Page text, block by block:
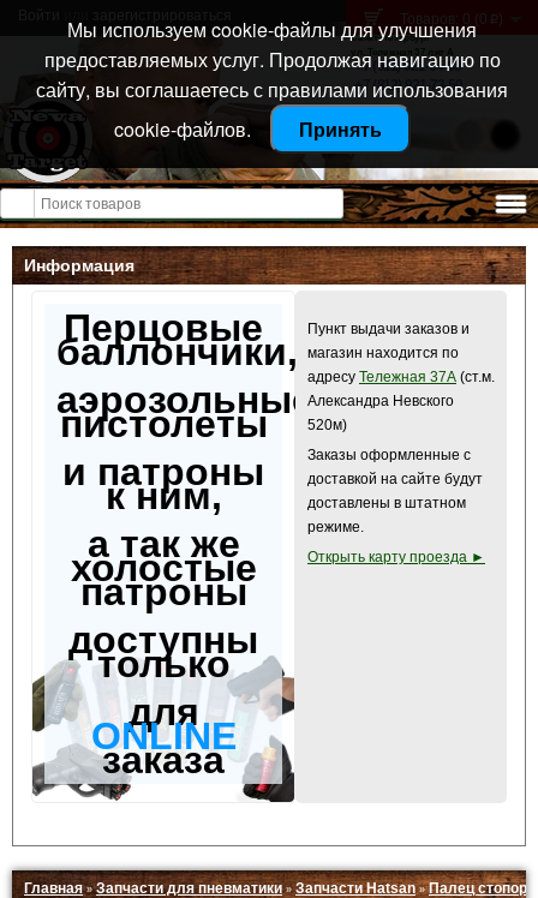
Санкт-Петербург
ул. Тележная 37 лит А
+7 (911) 021-04-08
+7 (812) 921-73-50
Товаров: 0 (0 p )
Открыть меню
Информация
Перцовые
баллончики,
аэрозольные
пистолеты
и патроны
к ним,
а так же
холостые
патроны
доступны
только
для
ONLINE
заказа
Пункт выдачи заказов и
магазин находится по
адресу Тележная 37А (ст.м.
Александра Невского
520м)
Заказы оформленные с
доставкой на сайте будут
доставлены в штатном
режиме.
Открыть карту проезда ►
Главная»Запчасти для пневматики » Запчасти Hatsan » Палец
Мы используем cookie-файлы для улучшения
предоставляемых услуг. Продолжая навигацию по
сайту, вы соглашаетесь с правилами использования
cookie-файлов.
Принять